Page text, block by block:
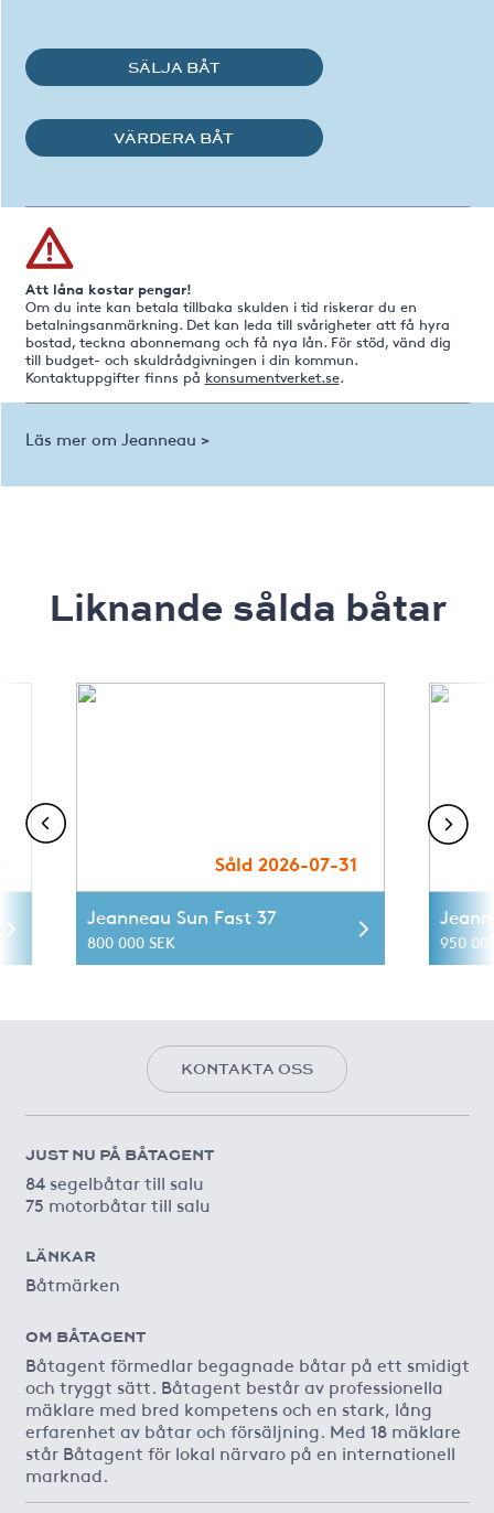
SÄLJA BÅT
VÄRDERA BÅT
Att låna kostar pengar!
Om du inte kan betala tillbaka skulden i tid riskerar du en
betalningsanmärkning. Det kan leda till svårigheter att få hyra
bostad, teckna abonnemang och få nya lån. För stöd, vänd dig
till budget- och skuldrådgivningen i din kommun.
Kontaktuppgifter finns på konsumentverket.se.
Läs mer om Jeanneau >
Liknande sålda båtar
Såld 2026-07-31
Jeanneau Sun Fast 37
800 000 SEK 950
KONTAKTA OSS
JUST NU PÅ BÅTAGENT
84 segelbåtar till salu
75 motorbåtar till salu
LÄNKAR
Båtmärken
OM BÅTAGENT
Båtagent förmedlar begagnade båtar på ett smidigt
och tryggt sätt. Båtagent består av professionella
mäklare med bred kompetens och en stark, lång
erfarenhet av båtar och försäljning. Med 18 mäklare
står Båtagent för lokal närvaro på en internationell
marknad.